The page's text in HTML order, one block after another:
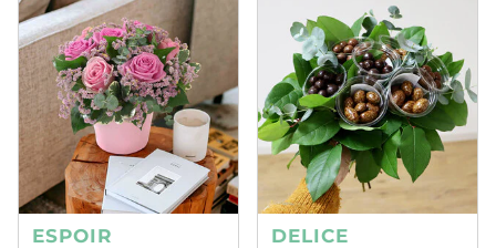
ESPOIR
DELICE